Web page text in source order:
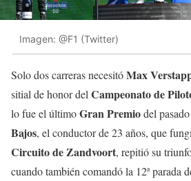
Imagen: @F1 (Twitter)
Solo dos carreras necesitóMax
sitial de honor del Campeonato de
lo fue el últimoGranPremiodel
Bajos, el conductor de 23 años, que
Circuito de Zandvoort, repitió su
cuando también comandó la 12ª parada